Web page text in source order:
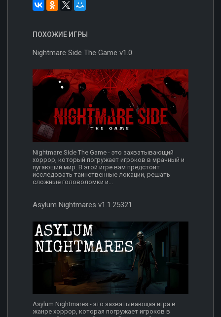
ПОХОЖИЕ ИГРЫ
Nightmare Side The Game v1.0
Nightmare Side The Game - это захватывающий
хоррор, который погружает игроков в мрачный и
пугающий мир. В этой игре вам предстоит
исследовать таинственные локации, решать
сложные головоломки и...
Asylum Nightmares v1.1.25321
Asylum Nightmares - это захватывающая игра в
жанре хоррор, которая погружает игроков в